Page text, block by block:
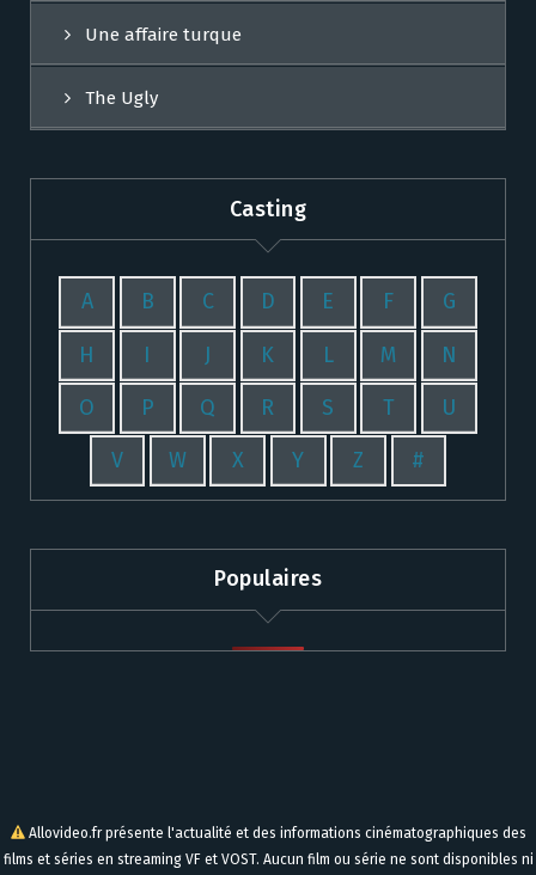
Une affaire turque
The Ugly
Casting
A B C D E F G
H I J K L M N
O P Q R S T U
V W X Y Z #
Populaires
Allovideo.fr présente l'actualité et des informations cinématographiques des
films et séries en streaming VF et VOST. Aucun film ou série ne sont disponibles ni